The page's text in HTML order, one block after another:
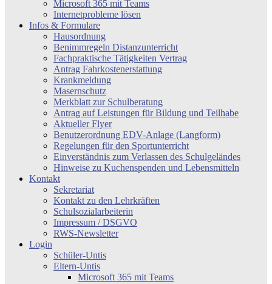
Microsoft 365 mit Teams
Internetprobleme lösen
Infos & Formulare
Hausordnung
Benimmregeln Distanzunterricht
Fachpraktische Tätigkeiten Vertrag
Antrag Fahrkostenerstattung
Krankmeldung
Masernschutz
Merkblatt zur Schulberatung
Antrag auf Leistungen für Bildung und Teilhabe
Aktueller Flyer
Benutzerordnung EDV-Anlage (Langform)
Regelungen für den Sportunterricht
Einverständnis zum Verlassen des Schulgeländes
Hinweise zu Kuchenspenden und Lebensmitteln
Kontakt
Sekretariat
Kontakt zu den Lehrkräften
Schulsozialarbeiterin
Impressum / DSGVO
RWS-Newsletter
Login
Schüler-Untis
Eltern-Untis
Microsoft 365 mit Teams